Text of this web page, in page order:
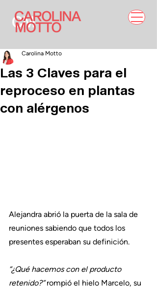
Las 3 Claves para el
reproceso en plantas
con alérgenos
Carolina Motto
Alejandra abrió la puerta de la sala de
reuniones sabiendo que todos los
presentes esperaban su definición.
“¿Qué hacemos con el producto
retenido?” rompió el hielo Marcelo, su